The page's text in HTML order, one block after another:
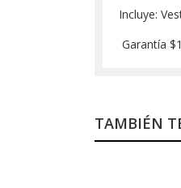
Incluye:
Garantía
TAMBIÉN